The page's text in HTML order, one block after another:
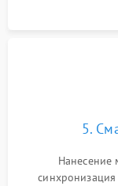
5.
Нанесение